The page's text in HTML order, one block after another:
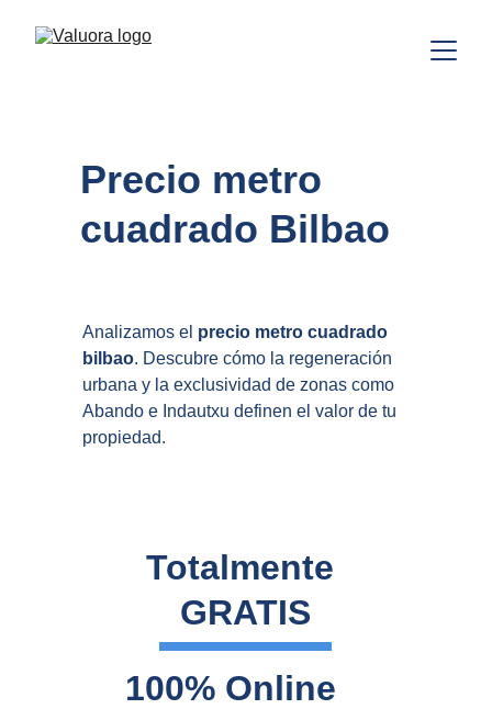
Precio metro
cuadrado Bilbao
Analizamos el precio metro cuadrado
bilbao. Descubre cómo la regeneración
urbana y la exclusividad de zonas como
Abando e Indautxu definen el valor de tu
propiedad.
Totalmente
GRATIS
100% Online